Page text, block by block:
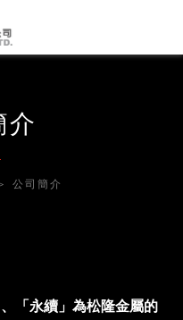
介
公司簡介
「永續」為松隆金屬的